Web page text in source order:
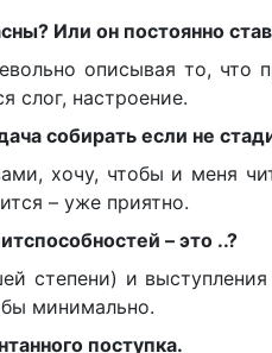
Или он постоянно
описывая то,
слог, настроение.
собирать если не
хочу, чтобы и меня
– уже приятно.
– это ..?
степени) и
минимально.
поступка.